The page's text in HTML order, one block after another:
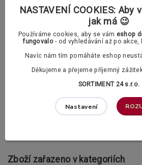
typ garnýže
ne
Zboží zařazeno v kategoriích
NASTAVENÍ COOKIES: Aby
jak má 😉
Používáme cookies, aby se vám eshop
fungovalo- od vyhledávání až po akce,
Navíc nám tím pomáháte eshop
Děkujeme a přejeme příjemný
SORTIMENT 24 s.r.o.
Nastavení